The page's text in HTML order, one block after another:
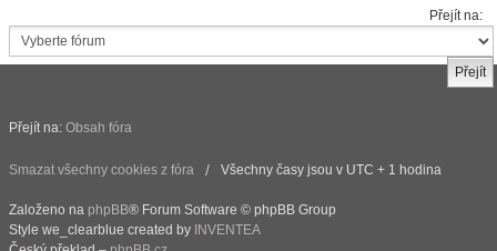
Přejít na:
Přejít na: Obsah fóra
Smazat všechny cookies z fóra Všechny časy jsou v UTC + 1 hodina
Založeno na phpBB® Forum Software © phpBB Group
Style we_clearblue created by INVENTEA